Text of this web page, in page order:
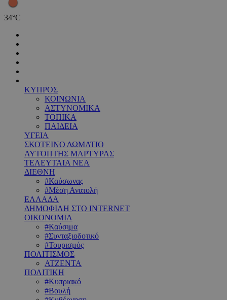
34°C
ΚΥΠΡΟΣ
ΚΟΙΝΩΝΙΑ
ΑΣΤΥΝΟΜΙΚΑ
ΤΟΠΙΚΑ
ΠΑΙΔΕΙΑ
ΥΓΕΙΑ
ΣΚΟΤΕΙΝΟ ΔΩΜΑΤΙΟ
ΑΥΤΟΠΤΗΣ ΜΑΡΤΥΡΑΣ
ΤΕΛΕΥΤΑΙΑ ΝΕΑ
ΔΙΕΘΝΗ
#Καύσωνας
#Μέση Ανατολή
ΕΛΛΑΔΑ
ΔΗΜΟΦΙΛΗ ΣΤΟ INTERNET
ΟΙΚΟΝΟΜΙΑ
#Καύσιμα
#Συνταξιοδοτικό
#Τουρισμός
ΠΟΛΙΤΙΣΜΟΣ
ΑΤΖΕΝΤΑ
ΠΟΛΙΤΙΚΗ
#Κυπριακό
#Βουλή